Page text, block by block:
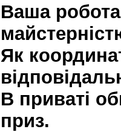
Ваша робота
Як
В приваті
приз.